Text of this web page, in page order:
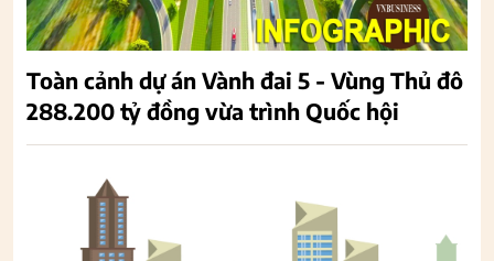
Toàn cảnh dự án Vành đai 5 - Vùng Thủ đô
288.200 tỷ đồng vừa trình Quốc hội